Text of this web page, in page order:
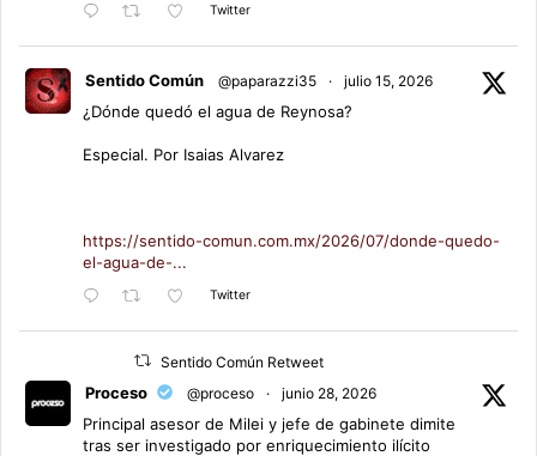
Twitter
Sentido Común @paparazzi35 · julio 15, 2026
¿Dónde quedó el agua de Reynosa?
Especial. Por Isaias Alvarez
https://sentido-comun.com.mx/2026/07/donde-quedo-
el-agua-de-...
Twitter
Sentido Común Retweet
Proceso @proceso · junio 28, 2026
Principal asesor de Milei y jefe de gabinete dimite
tras ser investigado por enriquecimiento ilícito